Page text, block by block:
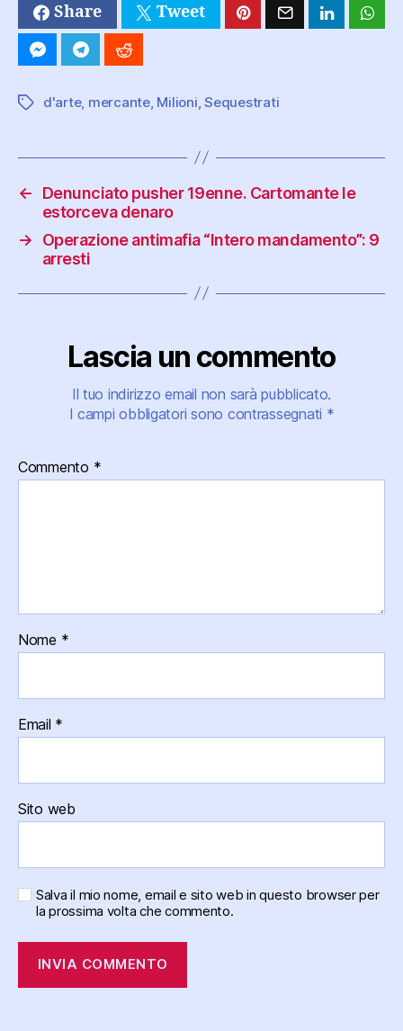
Share Tweet
Tag d'arte, mercante, Milioni,Sequestrati
←
Denunciato pusher 19enne. Cartomante le
estorceva denaro
→
Operazione antimafia “Intero mandamento”: 9
arresti
Lascia un commento
Il tuo indirizzo email non sarà pubblicato.
I campi obbligatori sono contrassegnati *
Commento *
Nome *
Email *
Sito web
Salva il mio nome, email e sito web in questo browser per
la prossima volta che commento.